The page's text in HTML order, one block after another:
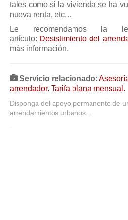
tales como si la vivienda se ha
nueva renta, etc.…
Le recomendamos la
artículo: Desistimiento del
más información.
Servicio relacionado:
arrendador. Tarifa plana mensual.
Disponga del apoyo permanente de
arrendamientos urbanos. .